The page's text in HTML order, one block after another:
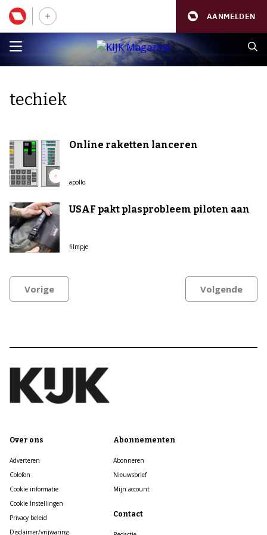
AANMELDEN
techiek
Online raketten lanceren
apollo
USAF pakt plasprobleem piloten aan
filmpje
Vorige Volgende
Over ons
Adverteren
Colofon
Cookie informatie
Cookie Instellingen
Privacy beleid
Disclaimer/vrijwaring
Abonnementen
Abonneren
Nieuwsbrief
Mijn account
Contact